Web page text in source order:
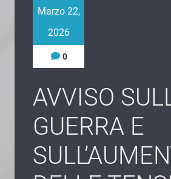
Marzo 22,
2026
0
AVVISO
GUERRA E